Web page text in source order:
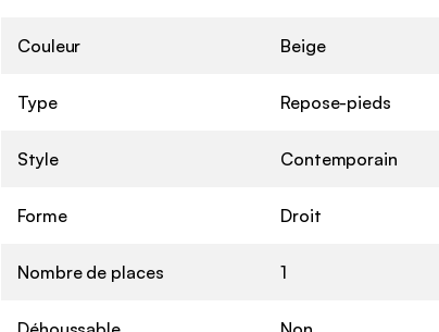
Couleur Beige
Type Repose-pieds
Style Contemporain
Forme Droit
Nombre de places 1